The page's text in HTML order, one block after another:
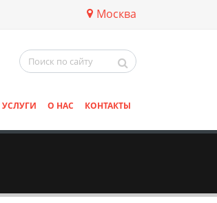
Москва
УСЛУГИ О НАС КОНТАКТЫ